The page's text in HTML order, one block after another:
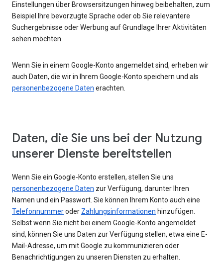
Einstellungen über Browsersitzungen hinweg beibehalten, zum
Beispiel Ihre bevorzugte Sprache oder ob Sie relevantere
Suchergebnisse oder Werbung auf Grundlage Ihrer Aktivitäten
sehen möchten.
Wenn Sie in einem Google-Konto angemeldet sind, erheben wir
auch Daten, die wir in Ihrem Google-Konto speichern und als
personenbezogene Daten erachten.
Daten, die Sie uns bei der Nutzung
unserer Dienste bereitstellen
Wenn Sie ein Google-Konto erstellen, stellen Sie uns
personenbezogene Daten zur Verfügung, darunter Ihren
Namen und ein Passwort. Sie können Ihrem Konto auch eine
Telefonnummeroder Zahlungsinformationen hinzufügen.
Selbst wenn Sie nicht bei einem Google-Konto angemeldet
sind, können Sie uns Daten zur Verfügung stellen, etwa eine E-
Mail-Adresse, um mit Google zu kommunizieren oder
Benachrichtigungen zu unseren Diensten zu erhalten.